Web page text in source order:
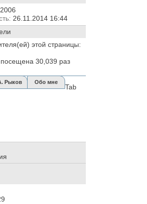
26.11.2014 16:44
этой страницы:
30,039 раз
Рыков Обо мне
Tab